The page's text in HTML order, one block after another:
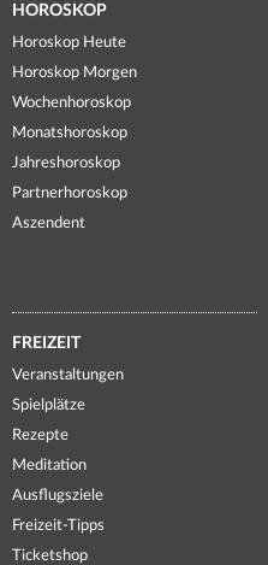
HOROSKOP
Horoskop Heute
Horoskop Morgen
Wochenhoroskop
Monatshoroskop
Jahreshoroskop
Partnerhoroskop
Aszendent
FREIZEIT
Veranstaltungen
Spielplätze
Rezepte
Meditation
Ausflugsziele
Freizeit-Tipps
Ticketshop